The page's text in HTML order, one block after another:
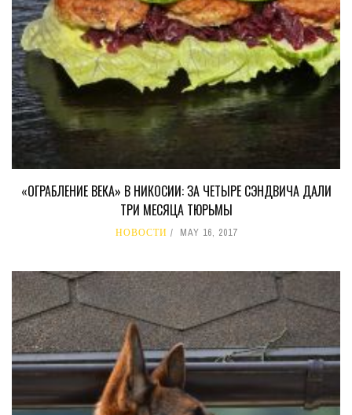
«ОГРАБЛЕНИЕ ВЕКА» В НИКОСИИ: ЗА ЧЕТЫРЕ СЭНДВИЧА ДАЛИ
ТРИ МЕСЯЦА ТЮРЬМЫ
НОВОСТИ MAY 16, 2017